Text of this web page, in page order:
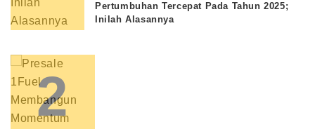
Pertumbuhan Tercepat Pada Tahun 2025;
Inilah Alasannya
2